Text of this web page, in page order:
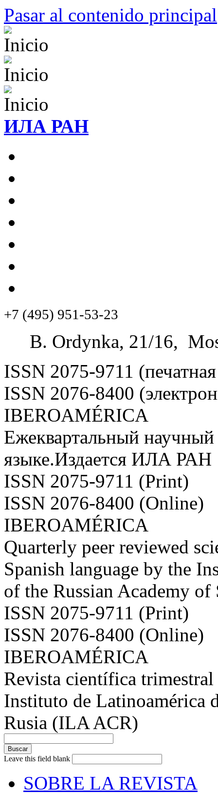
Pasar al contenido principal
ИЛА РАН
+7 (495) 951-53-23
B. Ordynka, 21/16,
ISSN 2075-9711
ISSN 2076-8400
IBEROAMÉRICA
Ежеквартальный
языке.Издается ИЛА РАН
ISSN 2075-9711 (Print)
ISSN 2076-8400 (Online)
IBEROAMÉRICA
Quarterly peer reviewed
Spanish language by the
of the Russian Academy
ISSN 2075-9711 (Print)
ISSN 2076-8400 (Online)
IBEROAMÉRICA
Revista científica
Instituto de Latinoamérica
Rusia (ILA ACR)
Leave this field blank
SOBRE LA REVISTA